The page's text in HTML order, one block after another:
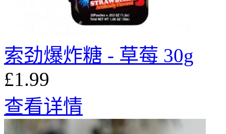
索劲爆炸糖 - 草莓 30g
£1.99
查看详情